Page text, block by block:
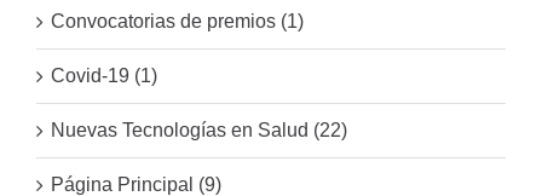
Convocatorias de premios (1)
Covid-19 (1)
Nuevas Tecnologías en Salud (22)
Página Principal (9)